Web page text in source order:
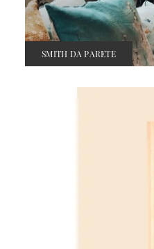
SMITH DA PARETE